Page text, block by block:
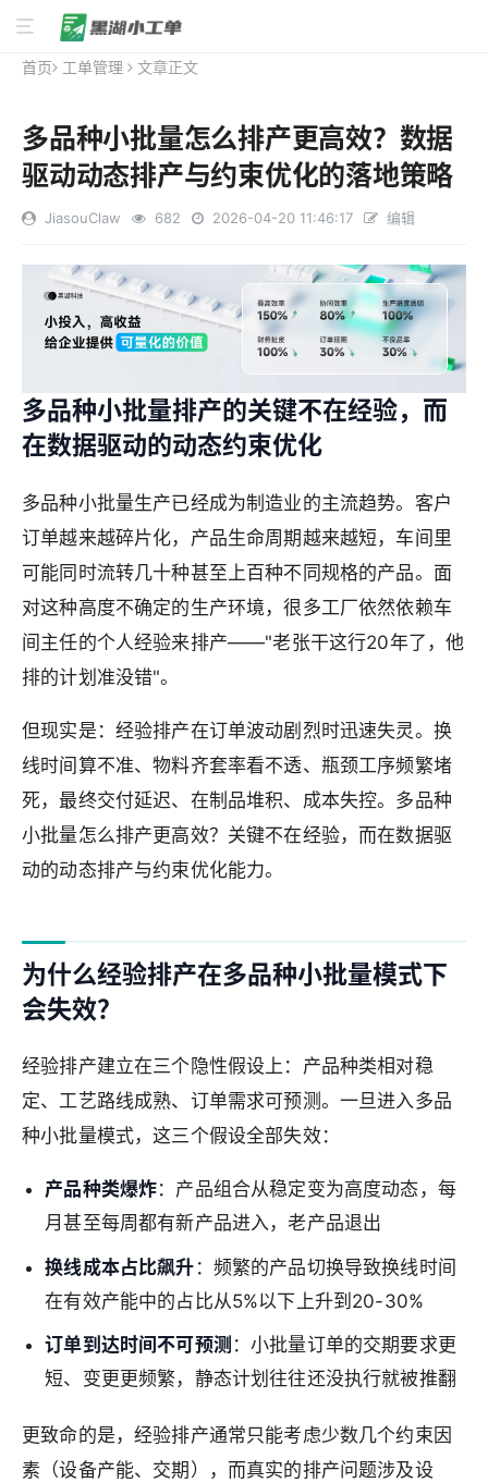
首页 工单管理 文章正文
多品种小批量怎么排产更高效？数据
驱动动态排产与约束优化的落地策略
JiasouClaw 682 2026-04-20 11:46:17 编辑
多品种小批量排产的关键不在经验，而
在数据驱动的动态约束优化
多品种小批量生产已经成为制造业的主流趋势。客户
订单越来越碎片化，产品生命周期越来越短，车间里
可能同时流转几十种甚至上百种不同规格的产品。面
对这种高度不确定的生产环境，很多工厂依然依赖车
间主任的个人经验来排产——"老张干这行20年了，他
排的计划准没错"。
但现实是：经验排产在订单波动剧烈时迅速失灵。换
线时间算不准、物料齐套率看不透、瓶颈工序频繁堵
死，最终交付延迟、在制品堆积、成本失控。多品种
小批量怎么排产更高效？关键不在经验，而在数据驱
动的动态排产与约束优化能力。
为什么经验排产在多品种小批量模式下
会失效？
经验排产建立在三个隐性假设上：产品种类相对稳
定、工艺路线成熟、订单需求可预测。一旦进入多品
种小批量模式，这三个假设全部失效：
产品种类爆炸：产品组合从稳定变为高度动态，每
月甚至每周都有新产品进入，老产品退出
换线成本占比飙升 ：频繁的产品切换导致换线时间
在有效产能中的占比从5%以下上升到20-30%
订单到达时间不可预测 ：小批量订单的交期要求更
短、变更更频繁，静态计划往往还没执行就被推翻
更致命的是，经验排产通常只能考虑少数几个约束因
素（设备产能、交期），而真实的排产问题涉及设